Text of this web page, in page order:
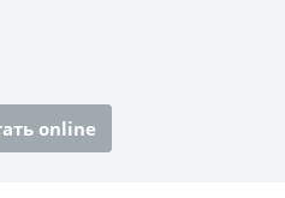
online